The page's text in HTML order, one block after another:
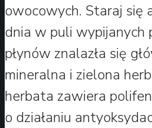
owocowych. Staraj się
dnia w puli wypijanych
płynów znalazła się
mineralna i zielona
herbata zawiera
o działaniu